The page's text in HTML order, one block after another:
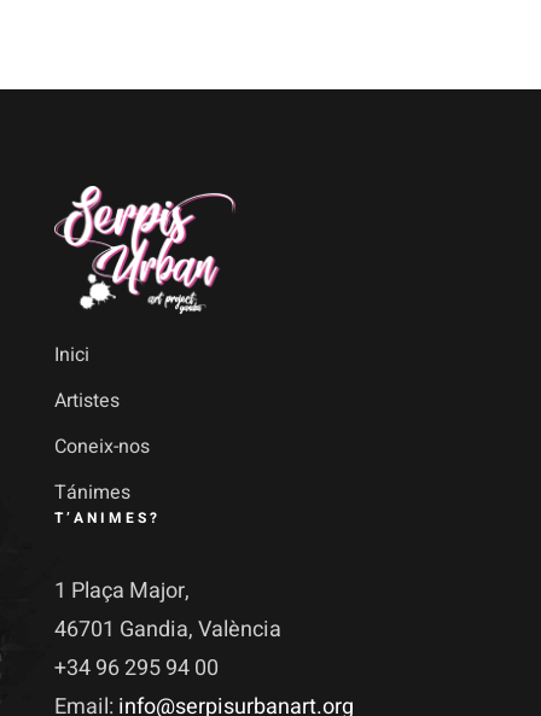
Inici
Artistes
Coneix-nos
Tánimes
T’ANIMES?
1 Plaça Major,
46701 Gandia, València
+34 96 295 94 00
Email: info@serpisurbanart.org